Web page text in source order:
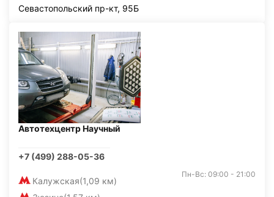
Севастопольский пр-кт, 95Б
Автотехцентр Научный
+7 (499) 288-05-36
Калужская(1,09 км)
Пн-Вс: 09:00 - 21:00